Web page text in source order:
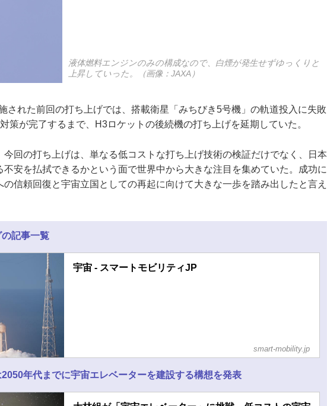
液体燃料エンジンのみの構成なので、白煙が発生せずゆっくりと
上昇していった。（画像：JAXA）
された前回の打ち上げでは、搭載衛星「みちびき5号機」の軌道投入に失敗
策が完了するまで、H3ロケットの後続機の打ち上げを延期していた。
今回の打ち上げは、単なる低コストな打ち上げ技術の検証だけでなく、日本
安を払拭できるかという面で世界中から大きな注目を集めていた。成功に
の信頼回復と宇宙立国としての再起に向けて大きな一歩を踏み出したと言え
の記事一覧
宇宙 - スマートモビリティJP
smart-mobility.jp
2050年代までに宇宙エレベーターを建設する構想を発表